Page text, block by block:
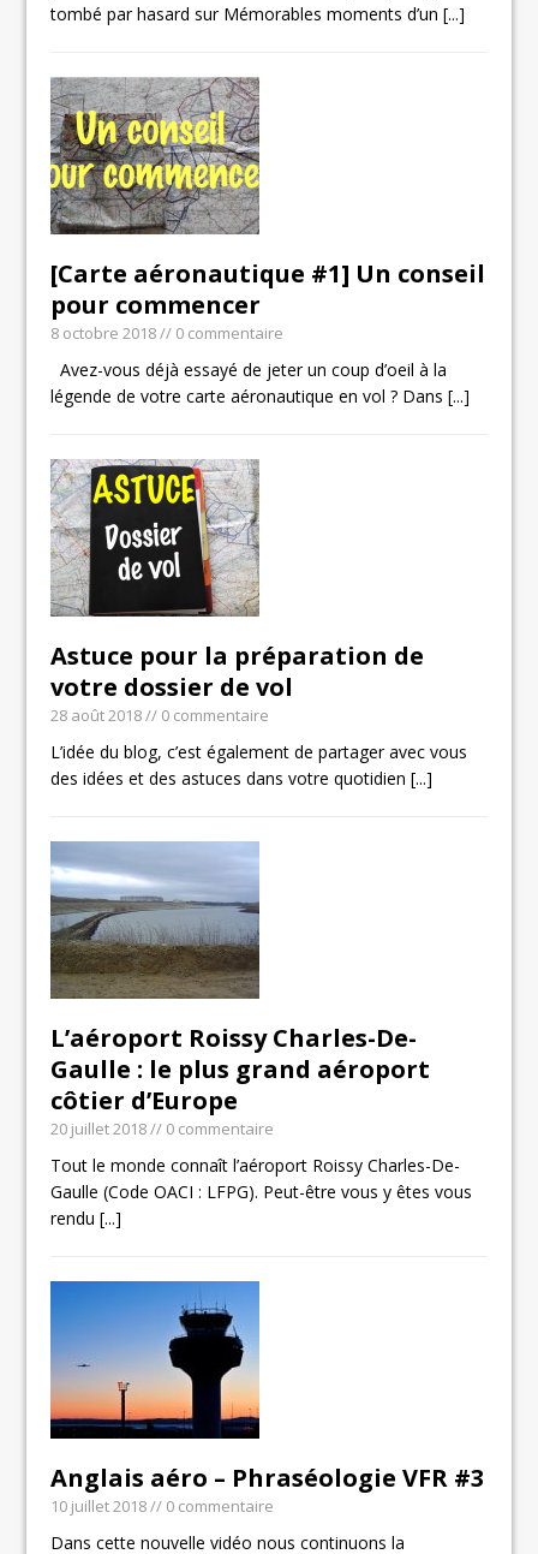
tombé par hasard sur Mémorables moments d’un[...]
[Carte aéronautique #1] Un conseil
pour commencer
8 octobre 2018// 0 commentaire
Avez-vous déjà essayé de jeter un coup d’oeil à la
légende de votre carte aéronautique en vol ? Dans[...]
Astuce pour la préparation de
votre dossier de vol
28 août 2018// 0 commentaire
L’idée du blog, c’est également de partager avec vous
des idées et des astuces dans votre quotidien[...]
L’aéroport Roissy Charles-De-
Gaulle : le plus grand aéroport
côtier d’Europe
20 juillet 2018// 0 commentaire
Tout le monde connaît l’aéroport Roissy Charles-De-
Gaulle (Code OACI : LFPG). Peut-être vous y êtes vous
rendu[...]
Anglais aéro – Phraséologie VFR #3
10 juillet 2018// 0 commentaire
Dans cette nouvelle vidéo nous continuons la